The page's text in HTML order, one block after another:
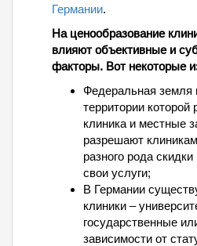
Германии.
На ценообразование
влияют объективные и
факторы. Вот некоторые
Федеральная земля
территории которой
клиника и местные
разрешают
разного рода
свои услуги;
В Германии
клиники –
государственные
зависимости от